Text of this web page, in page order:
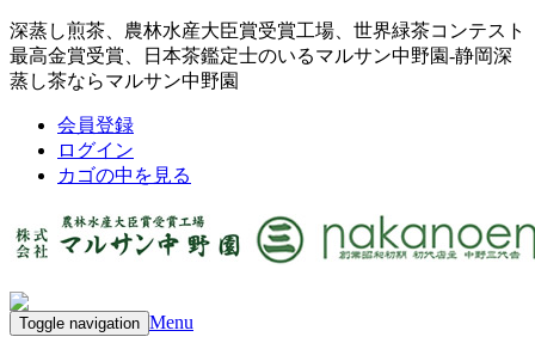
深蒸し煎茶、農林水産大臣賞受賞工場、世界緑茶コンテスト
最高金賞受賞、日本茶鑑定士のいるマルサン中野園-静岡深
蒸し茶ならマルサン中野園
会員登録
ログイン
カゴの中を見る
Toggle navigation Menu